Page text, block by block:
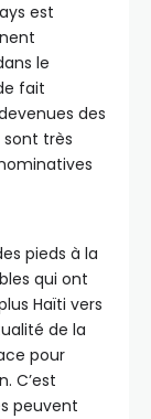
est
le
fait
des
sont très
pieds à la
qui ont
Haïti vers
de la
pour
C’est
peuvent